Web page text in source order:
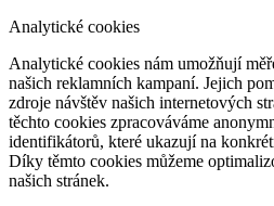
Analytické cookies
Analytické cookies nám umožňují
našich reklamních kampaní. Jejich
zdroje návštěv našich internetových
těchto cookies zpracováváme
identifikátorů, které ukazují na
Díky těmto cookies můžeme
našich stránek.